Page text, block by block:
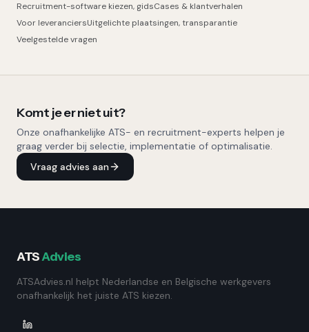
Recruitment-software kiezen, gidsCases & klantverhalen
Voor leveranciersUitgelichte plaatsingen, transparantie
Veelgestelde vragen
Komt je er niet uit?
Onze onafhankelijke ATS- en recruitment-experts helpen je
graag verder bij selectie, implementatie of optimalisatie.
Vraag advies aan
ATSAdvies
ATSAdvies.nl helpt Nederlandse en Belgische werkgevers
onafhankelijk het juiste ATS kiezen.